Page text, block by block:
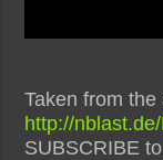
Taken from the
http://
SUBSCRIBE